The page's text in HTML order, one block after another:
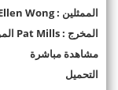
الممثلين : Pedro Miguel Arce Fran Drescher Ellen Wong
المخرج : Pat Mills المؤلف : Michael J....
مشاهدة مباشرة
التحميل